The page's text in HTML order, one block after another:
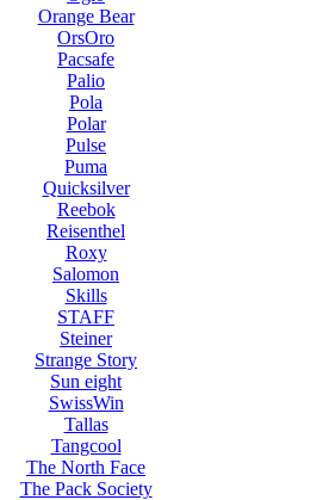
Orange Bear
OrsOro
Pacsafe
Palio
Pola
Polar
Pulse
Puma
Quicksilver
Reebok
Reisenthel
Roxy
Salomon
Skills
STAFF
Steiner
Strange Story
Sun eight
SwissWin
Tallas
Tangcool
The North Face
The Pack Society